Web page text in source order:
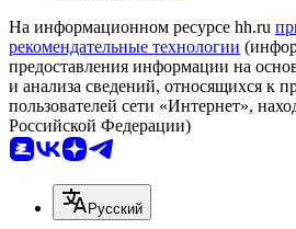
На информационном ресурсе hh.ru
рекомендательные технологии
предоставления информации на
и анализа сведений, относящихся к
пользователей сети «Интернет»,
Российской Федерации)
Русский